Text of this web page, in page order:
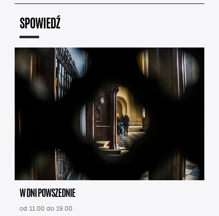
SPOWIEDŹ
W DNI POWSZEDNIE
od 11.00 do 19.00